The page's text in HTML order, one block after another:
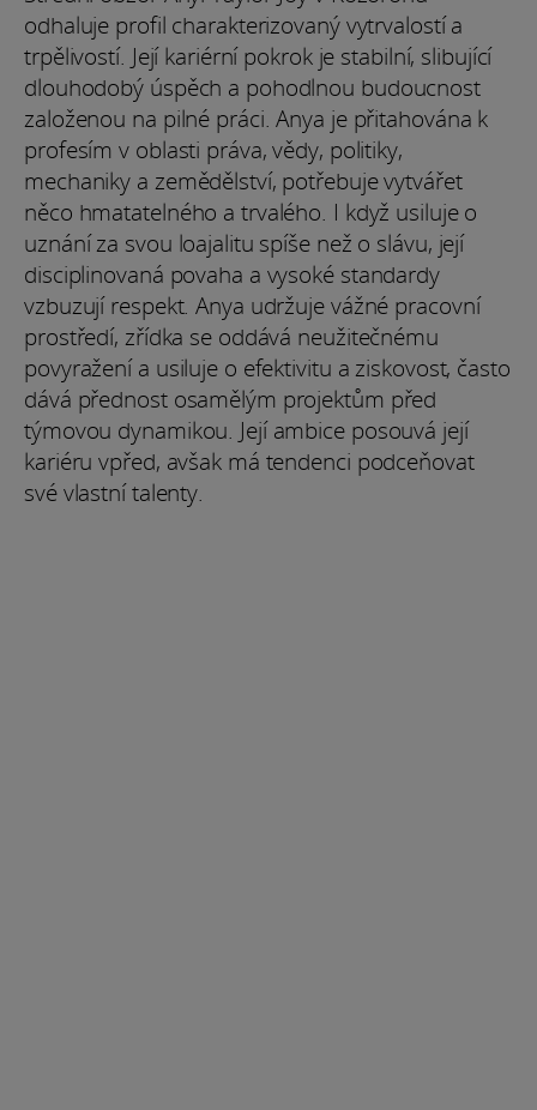
odhaluje profil charakterizovaný vytrvalostí a
trpělivostí. Její kariérní pokrok je stabilní, slibující
dlouhodobý úspěch a pohodlnou budoucnost
založenou na pilné práci. Anya je přitahována k
profesím v oblasti práva, vědy, politiky,
mechaniky a zemědělství, potřebuje vytvářet
něco hmatatelného a trvalého. I když usiluje o
uznání za svou loajalitu spíše než o slávu, její
disciplinovaná povaha a vysoké standardy
vzbuzují respekt. Anya udržuje vážné pracovní
prostředí, zřídka se oddává neužitečnému
povyražení a usiluje o efektivitu a ziskovost, často
dává přednost osamělým projektům před
týmovou dynamikou. Její ambice posouvá její
kariéru vpřed, avšak má tendenci podceňovat
své vlastní talenty.